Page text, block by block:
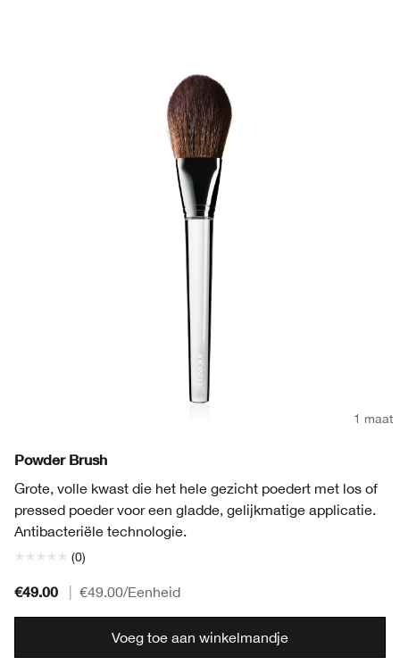
1 maat
Powder Brush
Grote, volle kwast die het hele gezicht poedert met los of
pressed poeder voor een gladde, gelijkmatige applicatie.
Antibacteriële technologie.
(0)
€49.00 €49.00/Eenheid
Voeg toe aan winkelmandje